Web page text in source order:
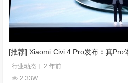
行业动态
2 年前
2.33W